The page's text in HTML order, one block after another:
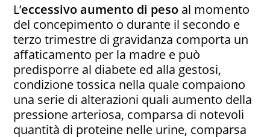
L’eccessivo aumento di peso al momento
del concepimento o durante il secondo e
terzo trimestre di gravidanza comporta un
affaticamento per la madre e può
predisporre al diabete ed alla gestosi,
condizione tossica nella quale compaiono
una serie di alterazioni quali aumento della
pressione arteriosa, comparsa di notevoli
quantità di proteine nelle urine, comparsa